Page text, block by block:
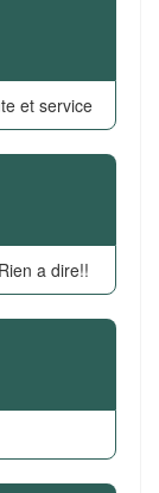
et service
a dire!!